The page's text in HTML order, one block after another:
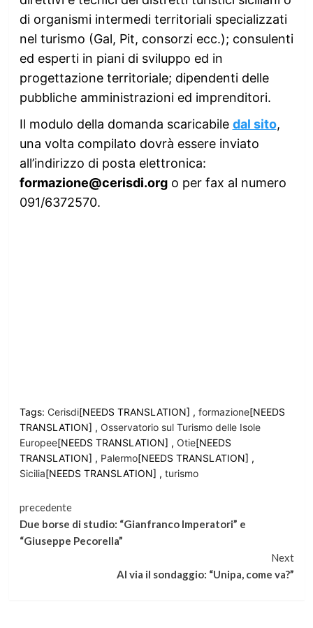
di organismi intermedi territoriali specializzati
nel turismo (Gal, Pit, consorzi ecc.); consulenti
ed esperti in piani di sviluppo ed in
progettazione territoriale; dipendenti delle
pubbliche amministrazioni ed imprenditori.
Il modulo della domanda scaricabile dal sito,
una volta compilato dovrà essere inviato
all’indirizzo di posta elettronica:
formazione@cerisdi.orgo per fax al numero
091/6372570.
Tags: Cerisdi[NEEDS TRANSLATION] , formazione[NEEDS
TRANSLATION] , Osservatorio sul Turismo delle Isole
Europee[NEEDS TRANSLATION] , Otie[NEEDS
TRANSLATION] , Palermo[NEEDS TRANSLATION] ,
Sicilia[NEEDS TRANSLATION] , turismo
Continua
a
precedente
Due borse di studio: “Gianfranco Imperatori” e
“Giuseppe Pecorella”
Next
Al via il sondaggio: “Unipa, come va?”